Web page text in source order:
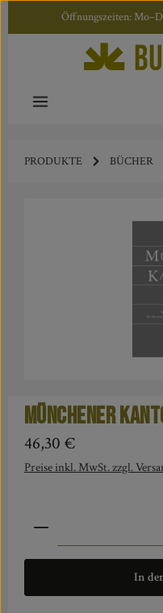
Zum Hauptinhalt springen
Öffnungszeiten:
PRODUKTE BÜCHER
Münchener
Regulärer Preis:
46,30 €
Preise inkl. MwSt. zzgl.
Produkt Anzahl: Gib
In